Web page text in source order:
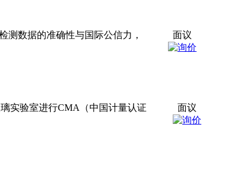
测数据的准确性与国际公信力，
面议
实验室进行CMA（中国计量认证
面议